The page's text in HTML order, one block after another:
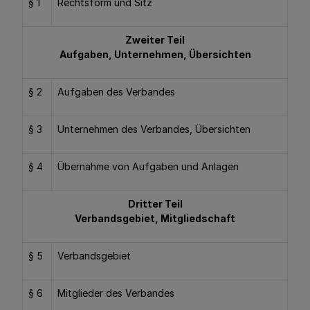
§ 1 Rechtsform und Sitz
Zweiter Teil
Aufgaben, Unternehmen, Übersichten
§ 2 Aufgaben des Verbandes
§ 3 Unternehmen des Verbandes, Übersichten
§ 4 Übernahme von Aufgaben und Anlagen
Dritter Teil
Verbandsgebiet, Mitgliedschaft
§ 5 Verbandsgebiet
§ 6 Mitglieder des Verbandes